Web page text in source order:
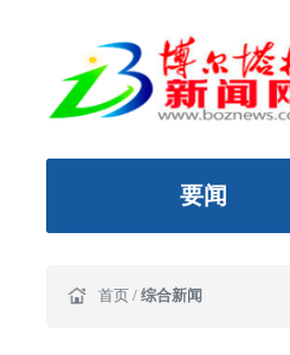
要闻
首页 / 综合新闻